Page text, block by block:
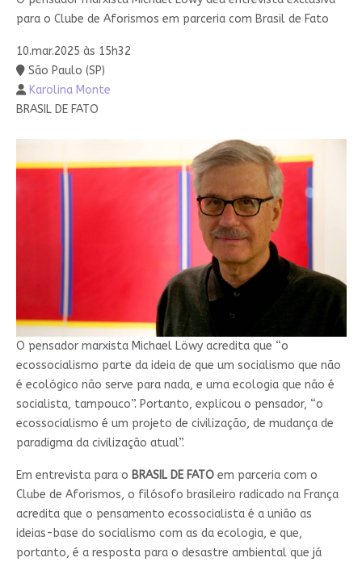
para o Clube de Aforismos em parceria com Brasil de Fato
10.mar.2025 às 15h32
São Paulo (SP)
Karolina Monte
BRASIL DE FATO
O pensador marxista Michael Löwy acredita que “o
ecossocialismo parte da ideia de que um socialismo que não
é ecológico não serve para nada, e uma ecologia que não é
socialista, tampouco”. Portanto, explicou o pensador, “o
ecossocialismo é um projeto de civilização, de mudança de
paradigma da civilização atual”.
Em entrevista para o BRASIL DE FATOem parceria com o
Clube de Aforismos, o filósofo brasileiro radicado na França
acredita que o pensamento ecossocialista é a união as
ideias-base do socialismo com as da ecologia, e que,
portanto, é a resposta para o desastre ambiental que já